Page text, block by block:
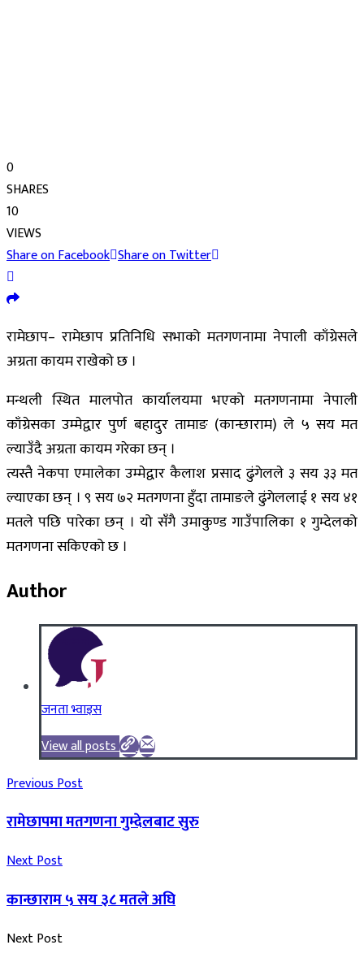
0
SHARES
10
VIEWS
Share on Facebook Share on Twitter
रामेछाप– रामेछाप प्रतिनिधि सभाको मतगणनामा नेपाली काँग्रेसले
अग्रता कायम राखेको छ ।
मन्थली स्थित मालपोत कार्यालयमा भएको मतगणनामा नेपाली
काँग्रेसका उम्मेद्वार पुर्ण बहादुर तामाङ (कान्छाराम) ले ५ सय मत
ल्याउँदै अग्रता कायम गरेका छन् ।
त्यस्तै नेकपा एमालेका उम्मेद्वार कैलाश प्रसाद ढुंगेलले ३ सय ३३ मत
ल्याएका छन् । ९ सय ७२ मतगणना हुँदा तामाङले ढुंगेललाई १ सय ४१
मतले पछि पारेका छन् । यो सँगै उमाकुण्ड गाउँपालिका १ गुम्देलको
मतगणना सकिएको छ ।
Author
जनता भ्वाइस
View all posts
Previous Post
रामेछापमा मतगणना गुम्देलबाट सुरु
Next Post
कान्छाराम ५ सय ३८ मतले अघि
Next Post